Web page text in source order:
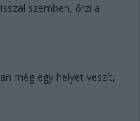
szemben, őrzi a
még egy helyet veszít,